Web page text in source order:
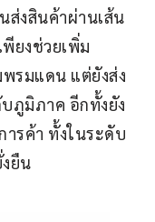
ส่งสินค้าผ่านเส้น
ยงช่วยเพิ่ม
รมแดน แต่ยังส่ง
ภูมิภาค อีกทั้งยัง
ารค้า ทั้งในระดับ
ยืน